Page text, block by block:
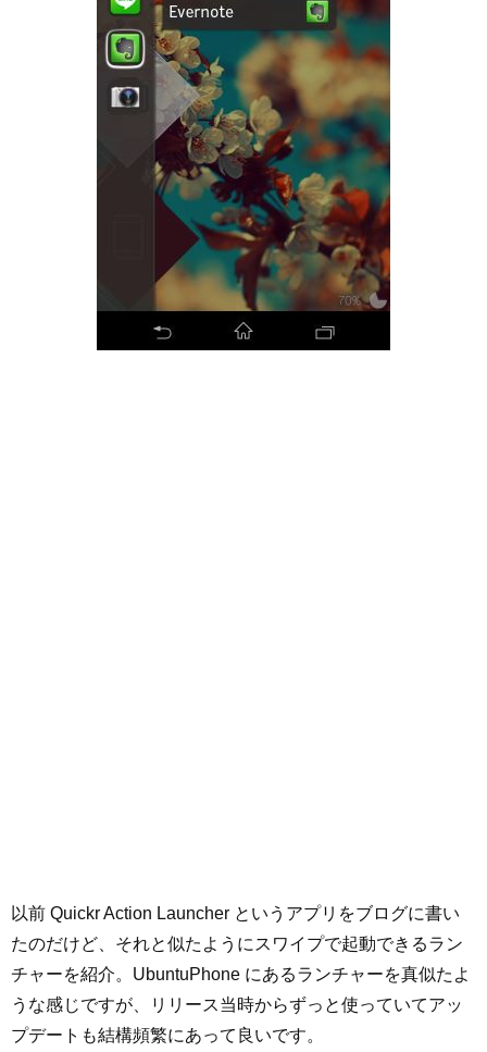
以前 Quickr Action Launcher というアプリをブログに書い
たのだけど、それと似たようにスワイプで起動できるラン
チャーを紹介。UbuntuPhone にあるランチャーを真似たよ
うな感じですが、リリース当時からずっと使っていてアッ
プデートも結構頻繁にあって良いです。